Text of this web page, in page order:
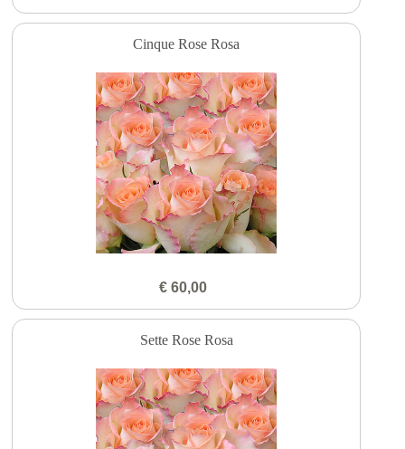
Cinque Rose Rosa
€ 60,00
Sette Rose Rosa